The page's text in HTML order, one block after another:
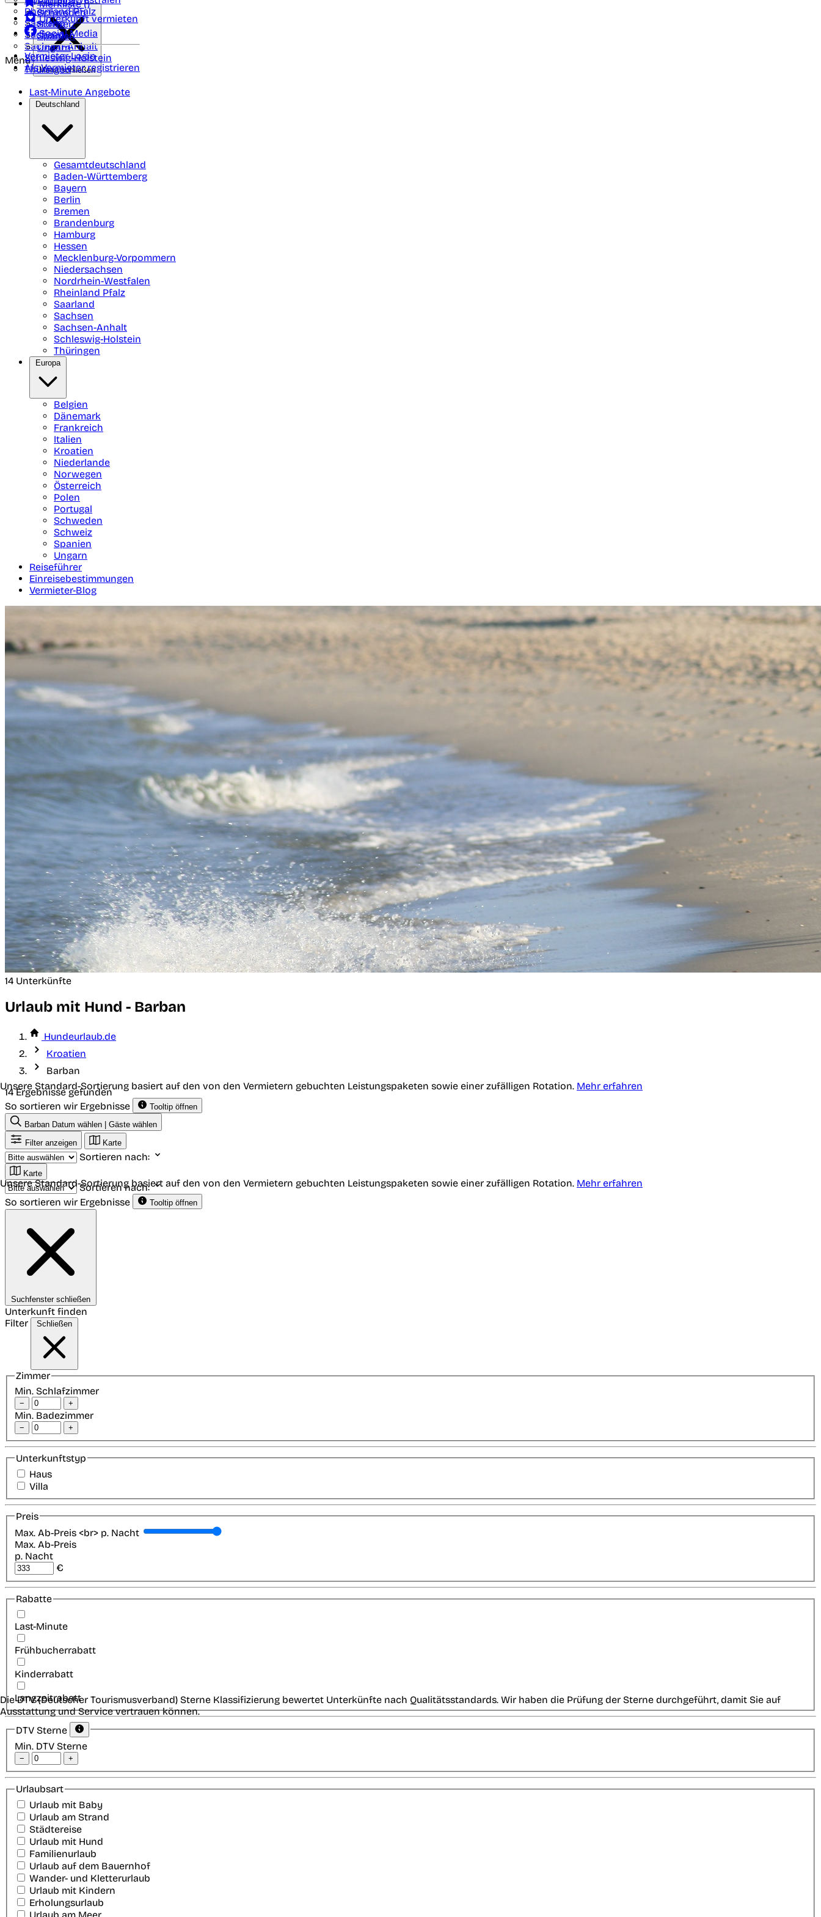
Rheinland Pfalz
Saarland
Sachsen
Sachsen-Anhalt
Schleswig-Holstein
Thüringen
Schweden
Schweiz
Spanien
Ungarn
Merkliste ()
Unterkunft vermieten
Social Media
Vermieter-Login
Als Vermieter registrieren
Menü
Menü schließen
Last-Minute Angebote
Deutschland
Gesamtdeutschland
Baden-Württemberg
Bayern
Berlin
Bremen
Brandenburg
Hamburg
Hessen
Mecklenburg-Vorpommern
Niedersachsen
Nordrhein-Westfalen
Rheinland Pfalz
Saarland
Sachsen
Sachsen-Anhalt
Schleswig-Holstein
Thüringen
Europa
Belgien
Dänemark
Frankreich
Italien
Kroatien
Niederlande
Norwegen
Österreich
Polen
Portugal
Schweden
Schweiz
Spanien
Ungarn
Reiseführer
Einreisebestimmungen
Vermieter-Blog
14 Unterkünfte
Urlaub mit Hund - Barban
Hundeurlaub.de
Kroatien
Barban
14 Ergebnisse gefunden
So sortieren wir Ergebnisse
Tooltip öffnen
Unsere Standard-Sortierung basiert auf den von den Vermietern gebuchten Leistungspaketen sowie einer zufälligen Rotation. Mehr erfahren
Barban Datum wählen | Gäste wählen
Filter anzeigen
Karte
Sortieren nach:
Karte
Sortieren nach:
So sortieren wir Ergebnisse
Tooltip öffnen
Unsere Standard-Sortierung basiert auf den von den Vermietern gebuchten Leistungspaketen sowie einer zufälligen Rotation. Mehr erfahren
Suchfenster schließen
Unterkunft finden
Filter
Schließen
Zimmer
Min. Schlafzimmer
− +
Min. Badezimmer
− +
Unterkunftstyp
Haus
Villa
Preis
Max. Ab-Preis <br> p. Nacht
Max. Ab-Preis
p. Nacht
€
Rabatte
Last-Minute
Frühbucherrabatt
Kinderrabatt
Langzeitrabatt
DTV Sterne
Min. DTV Sterne
− +
Die DTV (Deutscher Tourismusverband) Sterne Klassifizierung bewertet Unterkünfte nach Qualitätsstandards. Wir haben die Prüfung der Sterne durchgeführt, damit Sie auf
Ausstattung und Service vertrauen können.
Urlaubsart
Urlaub mit Baby
Urlaub am Strand
Städtereise
Urlaub mit Hund
Familienurlaub
Urlaub auf dem Bauernhof
Wander- und Kletterurlaub
Urlaub mit Kindern
Erholungsurlaub